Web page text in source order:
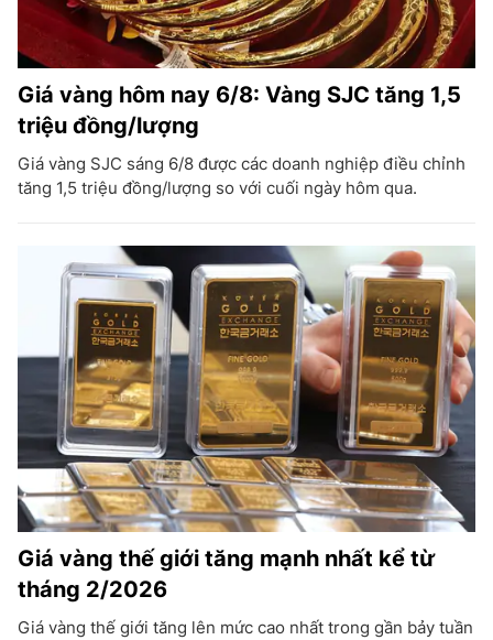
Giá vàng hôm nay 6/8: Vàng SJC tăng 1,5
triệu đồng/lượng
Giá vàng SJC sáng 6/8 được các doanh nghiệp điều chỉnh
tăng 1,5 triệu đồng/lượng so với cuối ngày hôm qua.
Giá vàng thế giới tăng mạnh nhất kể từ
tháng 2/2026
Giá vàng thế giới tăng lên mức cao nhất trong gần bảy tuần